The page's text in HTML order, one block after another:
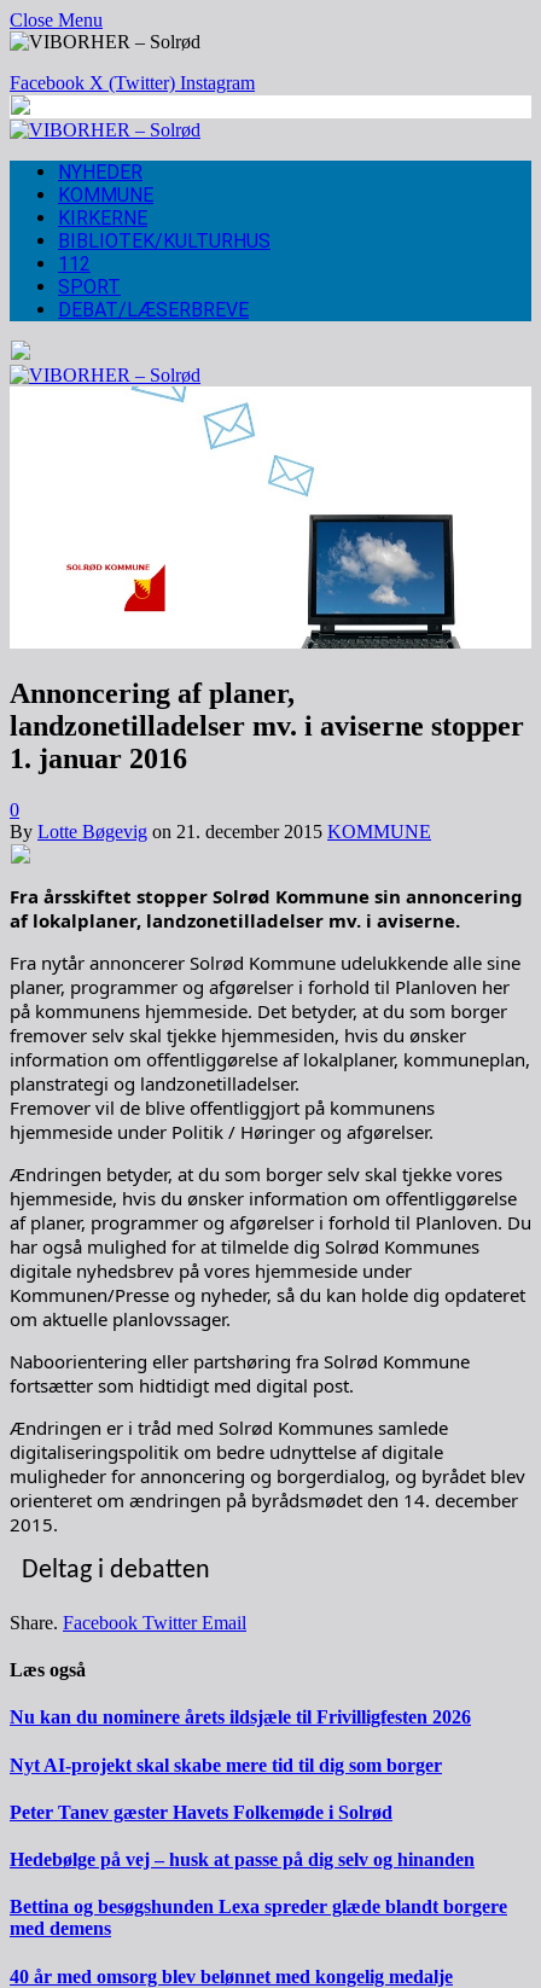
Close Menu
Facebook X (Twitter) Instagram
NYHEDER
KOMMUNE
KIRKERNE
BIBLIOTEK/KULTURHUS
112
SPORT
DEBAT/LÆSERBREVE
Annoncering af planer,
landzonetilladelser mv. i aviserne stopper
1. januar 2016
0
By Lotte Bøgevig on 21. december 2015 KOMMUNE
Fra årsskiftet stopper Solrød Kommune sin annoncering
af lokalplaner, landzonetilladelser mv. i aviserne.
Fra nytår annoncerer Solrød Kommune udelukkende alle sine
planer, programmer og afgørelser i forhold til Planloven her
på kommunens hjemmeside. Det betyder, at du som borger
fremover selv skal tjekke hjemmesiden, hvis du ønsker
information om offentliggørelse af lokalplaner, kommuneplan,
planstrategi og landzonetilladelser.
Fremover vil de blive offentliggjort på kommunens
hjemmeside under Politik / Høringer og afgørelser.
Ændringen betyder, at du som borger selv skal tjekke vores
hjemmeside, hvis du ønsker information om offentliggørelse
af planer, programmer og afgørelser i forhold til Planloven. Du
har også mulighed for at tilmelde dig Solrød Kommunes
digitale nyhedsbrev på vores hjemmeside under
Kommunen/Presse og nyheder, så du kan holde dig opdateret
om aktuelle planlovssager.
Naboorientering eller partshøring fra Solrød Kommune
fortsætter som hidtidigt med digital post.
Ændringen er i tråd med Solrød Kommunes samlede
digitaliseringspolitik om bedre udnyttelse af digitale
muligheder for annoncering og borgerdialog, og byrådet blev
orienteret om ændringen på byrådsmødet den 14. december
2015.
Deltag i debatten
Share. Facebook Twitter Email
Læs også
Nu kan du nominere årets ildsjæle til Frivilligfesten 2026
Nyt AI-projekt skal skabe mere tid til dig som borger
Peter Tanev gæster Havets Folkemøde i Solrød
Hedebølge på vej – husk at passe på dig selv og hinanden
Bettina og besøgshunden Lexa spreder glæde blandt borgere
med demens
40 år med omsorg blev belønnet med kongelig medalje